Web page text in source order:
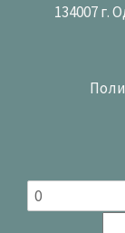
134007 г.